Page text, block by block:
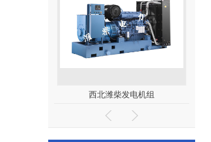
300kw潍柴发电机组